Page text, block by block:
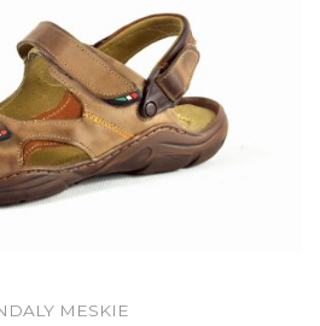
MESKIE